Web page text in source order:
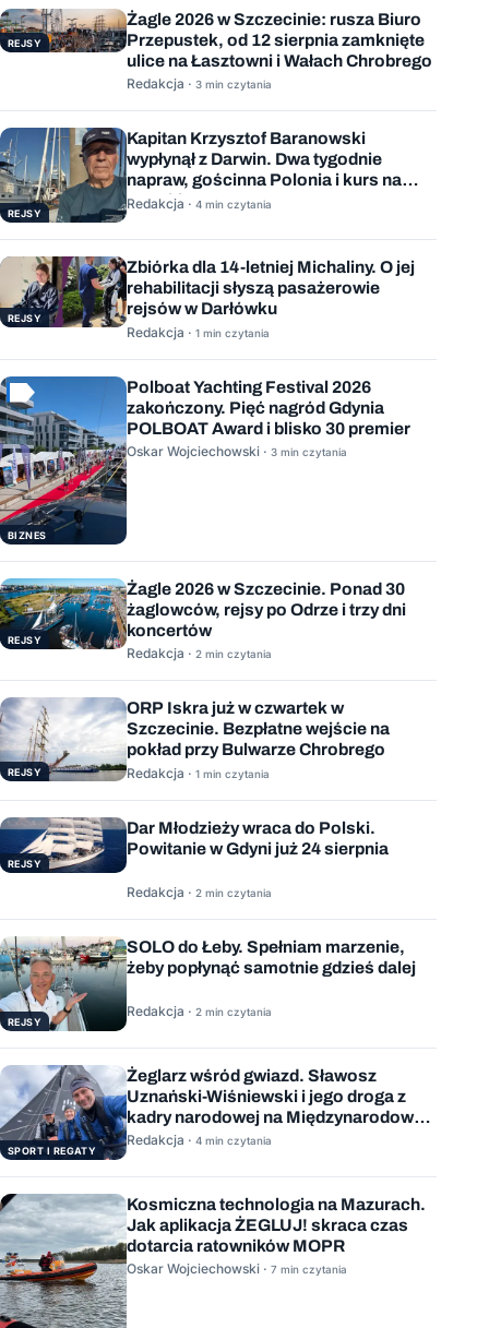
REJSY
Żagle 2026 w Szczecinie: rusza Biuro
Przepustek, od 12 sierpnia zamknięte
ulice na Łasztowni i Wałach Chrobrego
Redakcja · 3 min czytania
REJSY
Kapitan Krzysztof Baranowski
wypłynął z Darwin. Dwa tygodnie
napraw, gościnna Polonia i kurs na
Mauritius
Redakcja · 4 min czytania
REJSY
Zbiórka dla 14-letniej Michaliny. O jej
rehabilitacji słyszą pasażerowie
rejsów w Darłówku
Redakcja · 1 min czytania
BIZNES
Polboat Yachting Festival 2026
zakończony. Pięć nagród Gdynia
POLBOAT Award i blisko 30 premier
Oskar Wojciechowski · 3 min czytania
REJSY
Żagle 2026 w Szczecinie. Ponad 30
żaglowców, rejsy po Odrze i trzy dni
koncertów
Redakcja · 2 min czytania
REJSY
ORP Iskra już w czwartek w
Szczecinie. Bezpłatne wejście na
pokład przy Bulwarze Chrobrego
Redakcja · 1 min czytania
REJSY
Dar Młodzieży wraca do Polski.
Powitanie w Gdyni już 24 sierpnia
Redakcja · 2 min czytania
REJSY
SOLO do Łeby. Spełniam marzenie,
żeby popłynąć samotnie gdzieś dalej
Redakcja · 2 min czytania
SPORT I REGATY
Żeglarz wśród gwiazd. Sławosz
Uznański-Wiśniewski i jego droga z
kadry narodowej na Międzynarodową
Stację Kosmiczną
Redakcja · 4 min czytania
Kosmiczna technologia na Mazurach.
Jak aplikacja ŻEGLUJ! skraca czas
dotarcia ratowników MOPR
Oskar Wojciechowski · 7 min czytania